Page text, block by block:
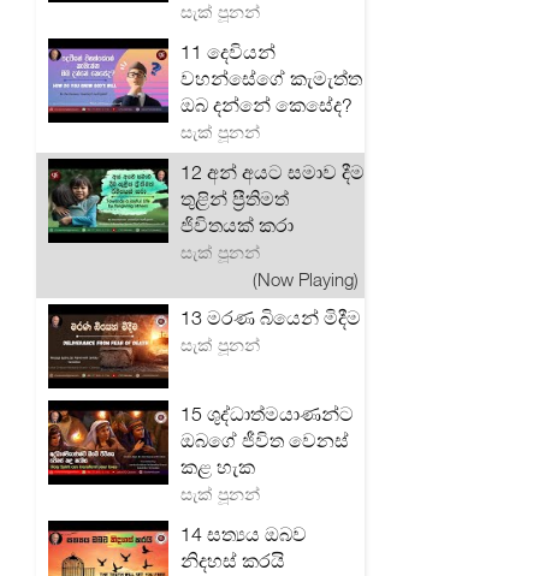
සැක් පූනන්
11 දෙවියන්
වහන්සේගේ කැමැත්ත
ඔබ දන්නේ කෙසේද?
සැක් පූනන්
12 අන් අයට සමාව දීම
තුළින් ප්‍රීතිමත්
ජිවිතයක් කරා
සැක් පූනන්
(Now Playing)
13 මරණ බියෙන් මිදීම
සැක් පූනන්
15 ශුද්ධාත්මයාණන්ට
ඔබගේ ජීවිත වෙනස්
කළ හැක
සැක් පූනන්
14 සත්‍යය ඔබව
නිදහස් කරයි